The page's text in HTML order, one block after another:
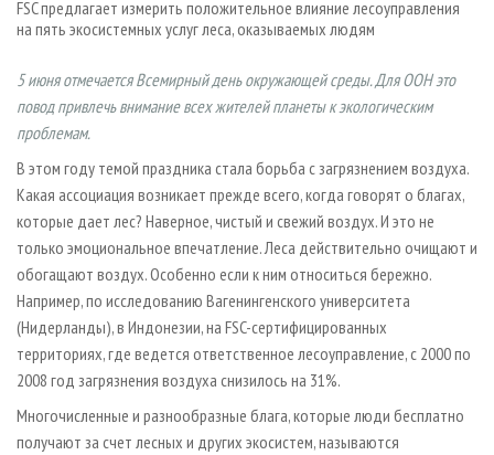
СУШКА ДРЕВЕСИНЫ
ДЕРЕВЯННОЕ ДОМОСТРОЕНИЕ
ПРОИЗВОДСТВО МЕБЕЛИ
БИОЭНЕРГЕТИКА
ЦБП
ИНСТРУМЕНТ И МАТЕРИАЛЫ
ПЕРСОНЫ
ОФИЦИАЛЬНЫЕ ДЕЛЕГАЦИИ
ПРИОРИТЕТНЫЕ ИНВЕСТПРОЕКТЫ
RUSSIAN FORESTRY REVIEW
ГАЗЕТА ЛЕСПРОМФОРУМ
БИБЛИОТЕКА СПЕЦИАЛИСТА
КОНТАКТЫ
РЕКЛАМА
FSC предлагает измерить положительное влияние лесоуправления
на пять экосистемных услуг леса, оказываемых людям
5 июня отмечается Всемирный день окружающей среды. Для ООН это
повод привлечь внимание всех жителей планеты к экологическим
проблемам.
В этом году темой праздника стала борьба с загрязнением воздуха.
Какая ассоциация возникает прежде всего, когда говорят о благах,
которые дает лес? Наверное, чистый и свежий воздух. И это не
только эмоциональное впечатление. Леса действительно очищают и
обогащают воздух. Особенно если к ним относиться бережно.
Например, по исследованию Вагенингенского университета
(Нидерланды), в Индонезии, на FSC-сертифицированных
территориях, где ведется ответственное лесоуправление, с 2000 по
2008 год загрязнения воздуха снизилось на 31%.
Многочисленные и разнообразные блага, которые люди бесплатно
получают за счет лесных и других экосистем, называются